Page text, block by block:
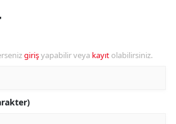
girişyapabilir veya kayıt olabilirsiniz.